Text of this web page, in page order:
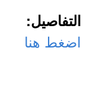
التفاصيل:
اضغط هنا